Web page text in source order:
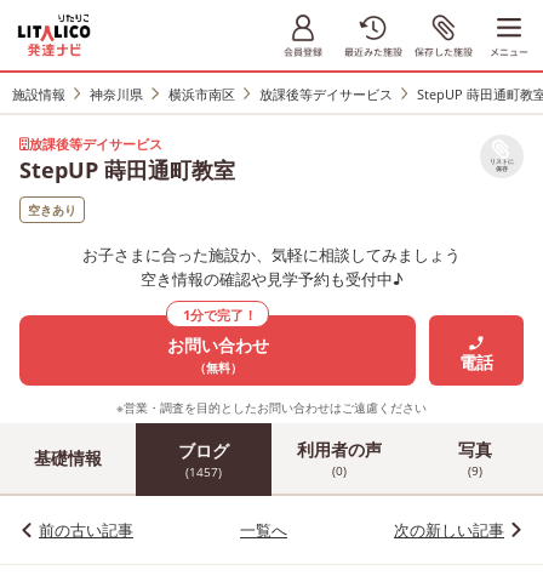
施設情報 神奈川県 横浜市南区 放課後等デイサービス StepUP 蒔田通町教
放課後等デイサービス
StepUP 蒔田通町教室 リストに
保存
空きあり
お子さまに合った施設か、気軽に相談してみましょう
空き情報の確認や見学予約も受付中♪
1分で完了！
お問い合わせ
（無料） 電話
※営業・調査を目的としたお問い合わせはご遠慮ください
基礎情報 ブログ
(1457)
利用者の声
(0)
写真
(9)
前の古い記事 一覧へ 次の新しい記事